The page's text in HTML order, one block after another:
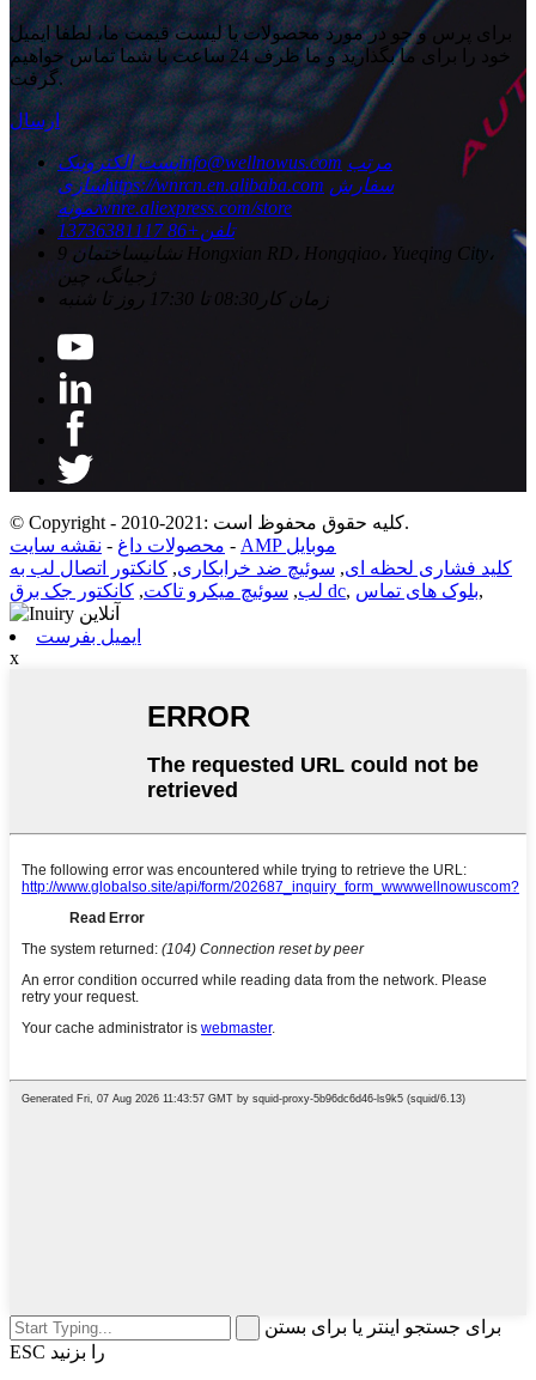
برای پرس و جو در مورد محصولات یا لیست قیمت ما، لطفا ایمیل
خود را برای ما بگذارید و ما ظرف 24 ساعت با شما تماس خواهیم
گرفت.
ارسال
پست الکترونیکinfo@wellnowus.com مرتب
سازیhttps://wnrcn.en.alibaba.com سفارش
نمونهwnre.aliexpress.com/store
تلفن+86 13736381117
نشانی
ساختمان 9 Hongxian RD، Hongqiao، Yueqing City،
ژجیانگ، چین
زمان کار 08:30 تا 17:30 روز تا شنبه
© Copyright - 2010-2021: کلیه حقوق محفوظ است.
محصولات داغ - نقشه سایت -
AMP موبایل
کلید فشاری لحظه ای, سوئیچ ضد خرابکاری, کانکتور اتصال لب به
لب, سوئیچ میکرو تاکت, کانکتور جک برق dc, بلوک های تماس,
ایمیل بفرست
x
برای جستجو اینتر یا برای بستن
ESC را بزنید